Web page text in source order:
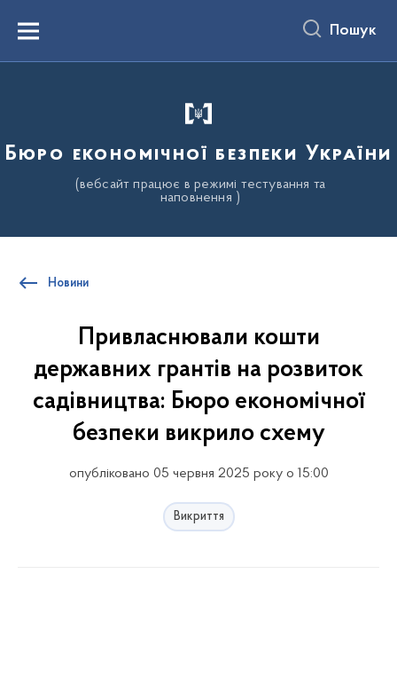
вмістуMenu Пошук
Бюро економічної безпеки України
(вебсайт працює в режимі тестування та
наповнення )
Новини
Привласнювали кошти
державних грантів на розвиток
садівництва: Бюро економічної
безпеки викрило схему
опубліковано 05 червня 2025 року о 15:00
Викриття